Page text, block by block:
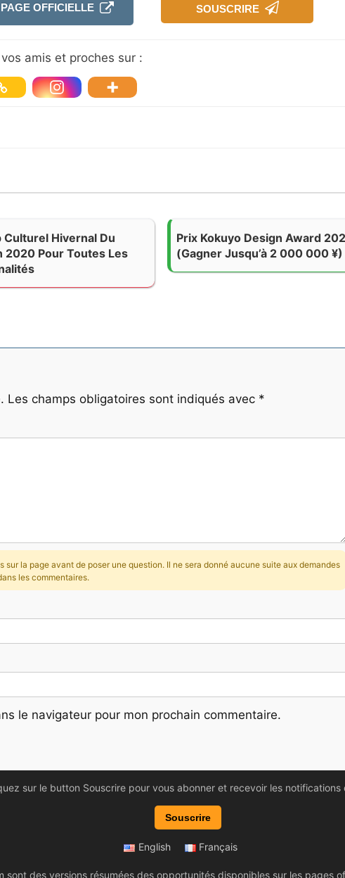
PAGE OFFICIELLE SOUSCRIRE
amis et proches sur :
Culturel Hivernal Du
2020 Pour Toutes Les
Prix Kokuyo Design Award
(gagner Jusqu’à 2 000 000 ¥)
Les champs obligatoires sont indiqués avec *
la page avant de poser une question. Il ne sera donné aucune suite aux demandes
les commentaires.
le navigateur pour mon prochain commentaire.
sur le button Souscrire pour vous abonner et recevoir les
Souscrire
English Français
des versions résumées des opportunités disponibles sur les pages